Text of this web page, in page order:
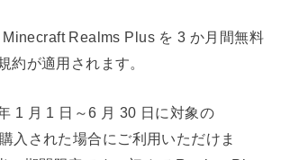
Realms Plus を 3 か月間無料
約が適用されます。
1 月 1 日～6 月 30 日に対象の
入された場合にご利用いただけま